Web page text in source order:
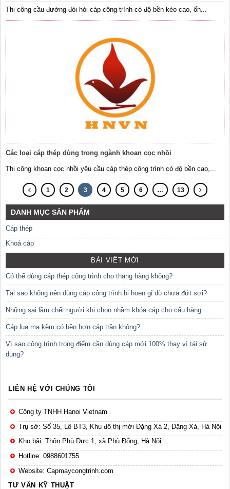
DANH MỤC SẢN PHẨM
Cáp thép
Khoá cáp
BÀI VIẾT MỚI
Có thể dùng cáp thép công trình cho thang hàng không?
Tại sao không nên dùng cáp công trình bị hoen gỉ dù chưa đứt sợi?
Những sai lầm chết người khi chọn nhầm khóa cáp cho cẩu hàng
Cáp lụa mạ kẽm có bền hơn cáp trần không?
Vì sao công trình trọng điểm cần dùng cáp mới 100% thay vì tái sử
dụng?
Thi công cầu đường đòi hỏi cáp công trình có độ bền kéo cao, ổn...
Các loại cáp thép dùng trong ngành khoan cọc nhồi
Thi công khoan cọc nhồi yêu cầu cáp thép công trình có độ bền cao,...
1 2 3 4 5 6 … 13
LIÊN HỆ VỚI CHÚNG TÔI
Công ty TNHH Hanoi Vietnam
Trụ sở: Số 35, Lô BT3, Khu đô thị mới Đặng Xá 2, Đặng Xá, Hà Nội
Kho bãi: Thôn Phù Dực 1, xã Phù Đổng, Hà Nội
Hotline: 0988601755
Website: Capmaycongtrinh.com
TƯ VẤN KỸ THUẬT